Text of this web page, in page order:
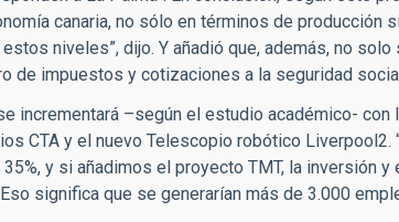
canaria, no sólo en términos de producción
niveles”, dijo. Y añadió que, además, no
de impuestos y cotizaciones a la seguridad
incrementará –según el estudio académico-
CTA y el nuevo Telescopio robótico
y si añadimos el proyecto TMT, la inversión
significa que se generarían más de 3.000